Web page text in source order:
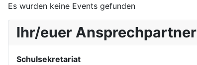
Es wurden keine Events gefunden
Ihr/euer Ansprechpartner
Schulsekretariat